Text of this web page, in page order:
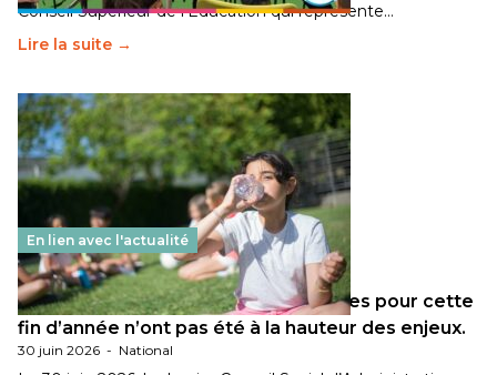
Conseil Supérieur de l’Éducation qui représente…
Lire la suite →
En lien avec l'actualité
Les décisions ministérielles attendues pour cette
fin d’année n’ont pas été à la hauteur des enjeux.
30 juin 2026 - National